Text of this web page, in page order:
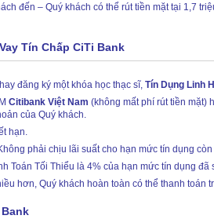
đến – Quý khách có thể rút tiền mặt tại 1,7
Tín Chấp CiTi Bank
đăng ký một khóa học thạc sĩ, Tín Dụng Linh
Citibank Việt Nam (không mất phí rút tiền mặt)
của Quý khách.
hạn.
phải chịu lãi suất cho hạn mức tín dụng
Toán Tối Thiểu là 4% của hạn mức tín dụng
hơn, Quý khách hoàn toàn có thể thanh toán